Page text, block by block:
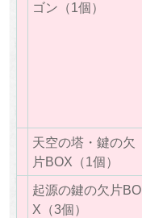
ゴン（1個）
天空の塔・鍵の欠
片BOX（1個）
起源の鍵の欠片BO
X（3個）